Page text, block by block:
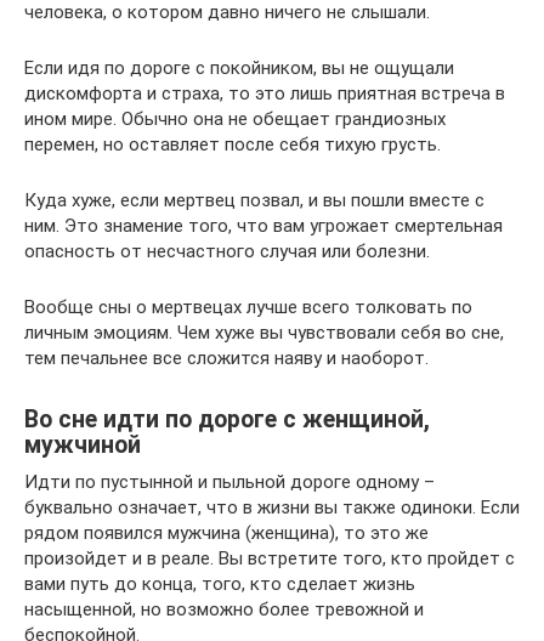
человека, о котором давно ничего не слышали.
Если идя по дороге с покойником, вы не ощущали
дискомфорта и страха, то это лишь приятная встреча в
ином мире. Обычно она не обещает грандиозных
перемен, но оставляет после себя тихую грусть.
Куда хуже, если мертвец позвал, и вы пошли вместе с
ним. Это знамение того, что вам угрожает смертельная
опасность от несчастного случая или болезни.
Вообще сны о мертвецах лучше всего толковать по
личным эмоциям. Чем хуже вы чувствовали себя во сне,
тем печальнее все сложится наяву и наоборот.
Во сне идти по дороге с женщиной,
мужчиной
Идти по пустынной и пыльной дороге одному –
буквально означает, что в жизни вы также одиноки. Если
рядом появился мужчина (женщина), то это же
произойдет и в реале. Вы встретите того, кто пройдет с
вами путь до конца, того, кто сделает жизнь
насыщенной, но возможно более тревожной и
беспокойной.